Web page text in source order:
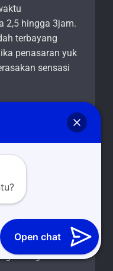
2,5 hingga 3jam.
terbayang
penasaran yuk
sensasi
Kalibaru
karena
arus mata air
Raung dan
Open chat